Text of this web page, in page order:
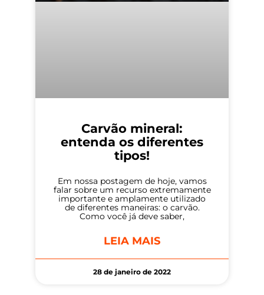
Carvão mineral:
entenda os diferentes
tipos!
Em nossa postagem de hoje, vamos
falar sobre um recurso extremamente
importante e amplamente utilizado
de diferentes maneiras: o carvão.
Como você já deve saber,
LEIA MAIS
28 de janeiro de 2022